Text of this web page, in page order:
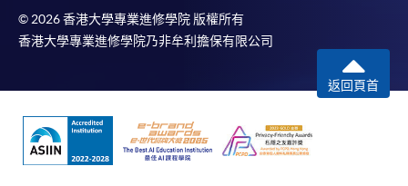
© 2026 香港大學專業進修學院 版權所有
香港大學專業進修學院乃非牟利擔保有限公司
返回頁首